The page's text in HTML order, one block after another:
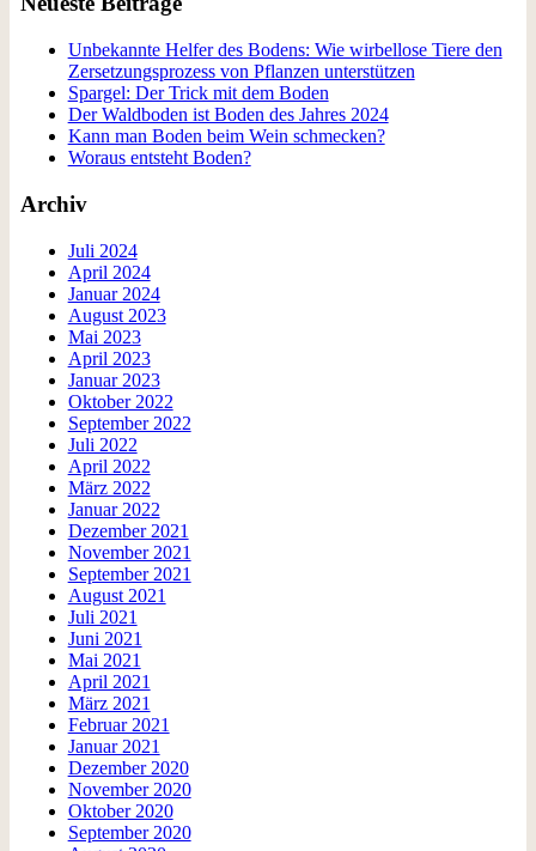
Unbekannte Helfer des Bodens: Wie wirbellose Tiere den
Zersetzungsprozess von Pflanzen unterstützen
Spargel: Der Trick mit dem Boden
Der Waldboden ist Boden des Jahres 2024
Kann man Boden beim Wein schmecken?
Woraus entsteht Boden?
Archiv
Juli 2024
April 2024
Januar 2024
August 2023
Mai 2023
April 2023
Januar 2023
Oktober 2022
September 2022
Juli 2022
April 2022
März 2022
Januar 2022
Dezember 2021
November 2021
September 2021
August 2021
Juli 2021
Juni 2021
Mai 2021
April 2021
März 2021
Februar 2021
Januar 2021
Dezember 2020
November 2020
Oktober 2020
September 2020